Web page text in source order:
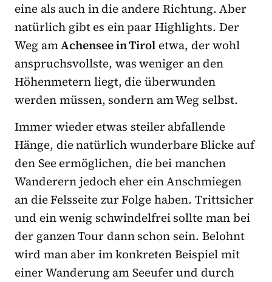
eine als auch in die andere Richtung. Aber
natürlich gibt es ein paar Highlights. Der
Weg amAchensee in Tirol etwa, der wohl
anspruchsvollste, was weniger an den
Höhenmetern liegt, die überwunden
werden müssen, sondern am Weg selbst.
Immer wieder etwas steiler abfallende
Hänge, die natürlich wunderbare Blicke auf
den See ermöglichen, die bei manchen
Wanderern jedoch eher ein Anschmiegen
an die Felsseite zur Folge haben. Trittsicher
und ein wenig schwindelfrei sollte man bei
der ganzen Tour dann schon sein. Belohnt
wird man aber im konkreten Beispiel mit
einer Wanderung am Seeufer und durch